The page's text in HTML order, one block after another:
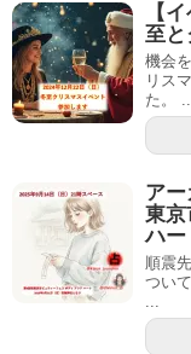
【
至と
機会
リス
た。
ア
東京
ハ
順震
つい
...